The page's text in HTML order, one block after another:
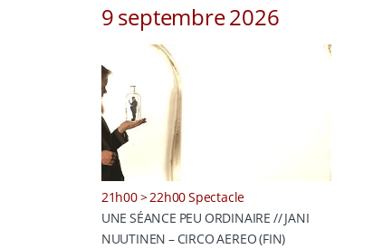
9 septembre 2026
21h00 > 22h00 Spectacle
UNE SÉANCE PEU ORDINAIRE // JANI
NUUTINEN – CIRCO AEREO (FIN)